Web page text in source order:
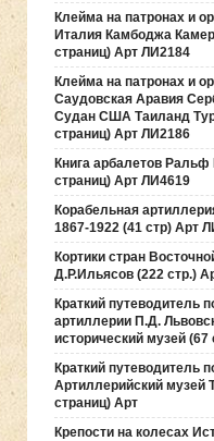
Клейма на патронах и
Италия Камбоджа
страниц) Арт ЛИ2184
Клейма на патронах и
Саудовская Аравия
Судан США Таиланд
страниц) Арт ЛИ2186
Книга арбалетов Ральф
страниц) Арт ЛИ4619
Корабельная
1867-1922 (41 стр) Арт
Кортики стран
Д.Р.Ильясов (222 стр.)
Краткий путеводитель
артиллерии П.Д.
исторический музей (67
Краткий путеводитель
Артиллерийский музей
страниц) Арт
Крепости на колесах